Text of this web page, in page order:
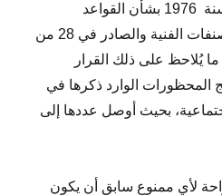
الإعلام والثقافة رقم 22 لسنة 1976 بشأن القواعد
الأساسية للرقابة على المصنفات الفنية والصادر في 28 من
يُلاحظ على ذلك القرار
المحظورات الوارد ذكرها في
بحيث أوصل عددها إلى
لأي ممنوع سابق أن يكون